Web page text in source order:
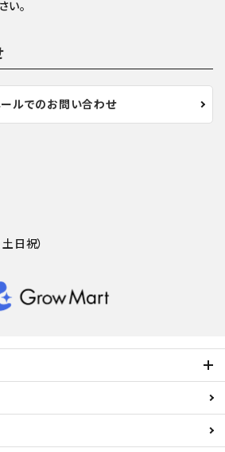
。
ルでのお問い合わせ
日祝）